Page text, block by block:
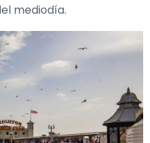
mediodía.